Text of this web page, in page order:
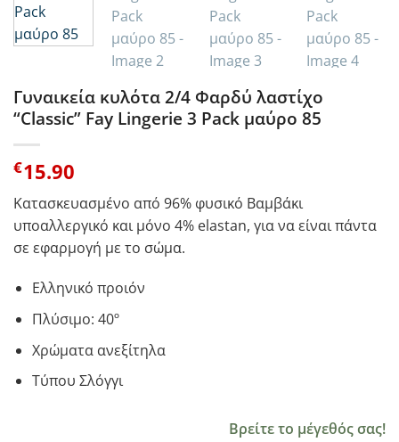
Γυναικεία κυλότα 2/4 Φαρδύ λαστίχο
“Classic” Fay Lingerie 3 Pack μαύρο 85
€15.90
Κατασκευασμένο από 96% φυσικό Βαμβάκι
υποαλλεργικό και μόνο 4% elastan, για να είναι πάντα
σε εφαρμογή με το σώμα.
Ελληνικό προιόν
Πλύσιμο: 40º
Χρώματα ανεξίτηλα
Τύπου Σλόγγι
Βρείτε το μέγεθός σας!